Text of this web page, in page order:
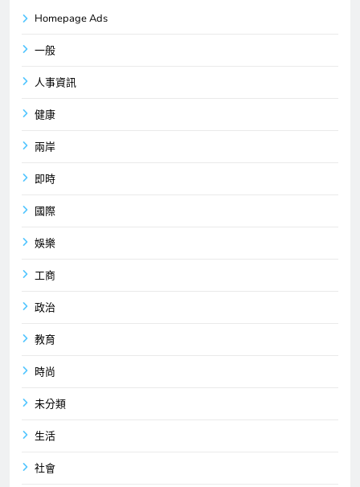
Homepage Ads
一般
人事資訊
健康
兩岸
即時
國際
娛樂
工商
政治
教育
時尚
未分類
生活
社會